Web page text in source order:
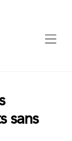
sans